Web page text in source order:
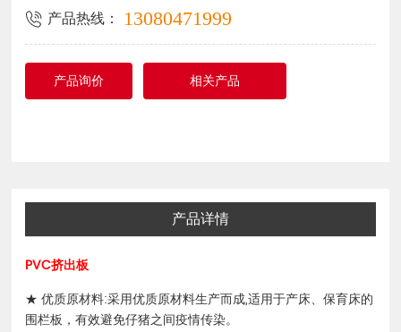
产品热线： 13080471999
产品询价 相关产品
产品详情
PVC挤出板
★ 优质原材料:采用优质原材料生产而成,适用于产床、保育床的
围栏板，有效避免仔猪之间疫情传染。